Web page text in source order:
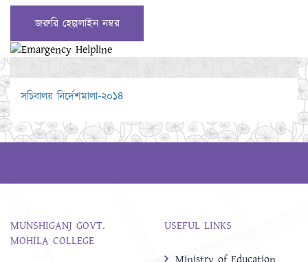
জরুরি হেল্পলাইন নম্বর
সচিবালয় নির্দেশমালা-২০১৪
MUNSHIGANJ GOVT.
MOHILA COLLEGE
USEFUL LINKS